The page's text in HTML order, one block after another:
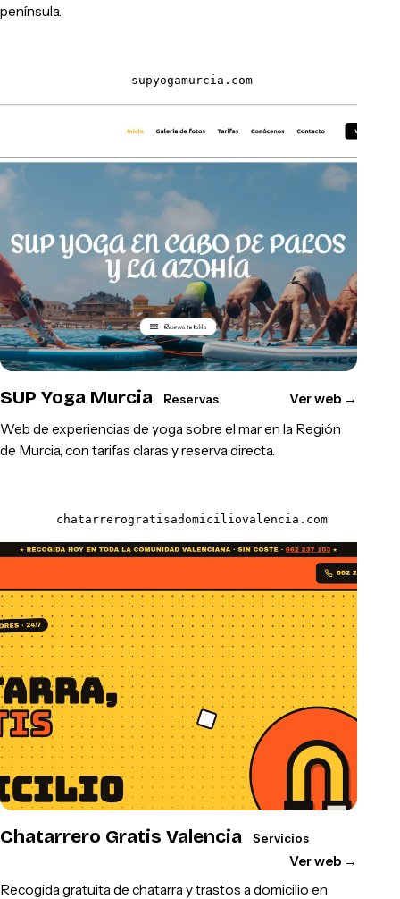
península.
supyogamurcia.com
SUP Yoga Murcia Reservas Ver web →
Web de experiencias de yoga sobre el mar en la Región
de Murcia, con tarifas claras y reserva directa.
chatarrerogratisadomiciliovalencia.com
Chatarrero Gratis Valencia Servicios
Ver web →
Recogida gratuita de chatarra y trastos a domicilio en